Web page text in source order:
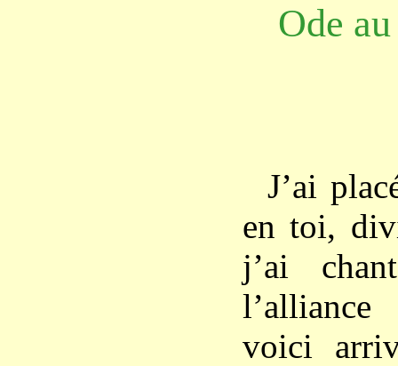
Ode
J’ai
en toi,
j’ai
voici